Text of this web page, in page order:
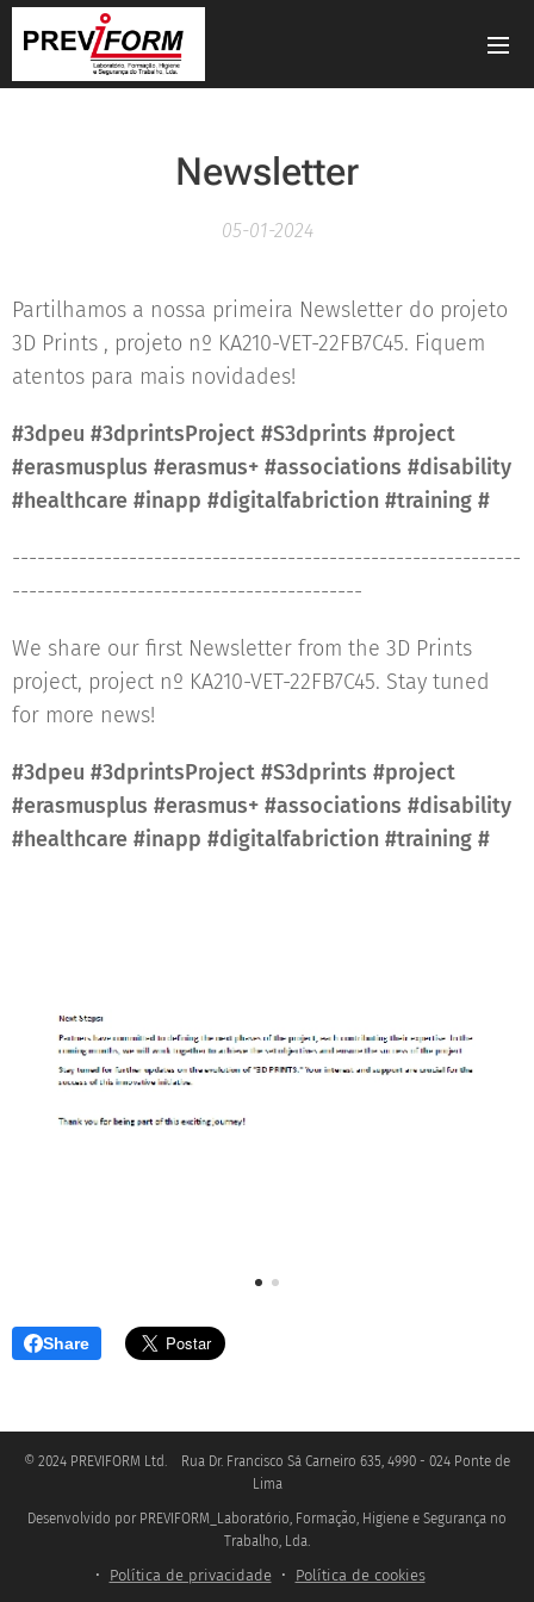
Newsletter
05-01-2024
Partilhamos a nossa primeira Newsletter do projeto
3D Prints , projeto nº KA210-VET-22FB7C45. Fiquem
atentos para mais novidades! 🙂
#3dpeu #3dprintsProject #S3dprints #project
#erasmusplus #erasmus+ #associations #disability
#healthcare #inapp #digitalfabriction #training #
-------------------------------------------------------------
------------------------------------------
We share our first Newsletter from the 3D Prints
project, project nº KA210-VET-22FB7C45. Stay tuned
for more news! 🙂
#3dpeu #3dprintsProject #S3dprints #project
#erasmusplus #erasmus+ #associations #disability
#healthcare #inapp #digitalfabriction #training #
Share
© 2024 PREVIFORM Ltd. Rua Dr. Francisco Sá Carneiro 635, 4990 - 024 Ponte de
Lima
Desenvolvido por PREVIFORM_Laboratório, Formação, Higiene e Segurança no
Trabalho, Lda.
Política de privacidade
Política de cookies